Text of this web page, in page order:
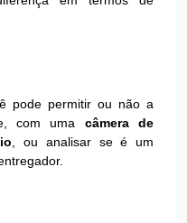
pode permitir ou não a
com uma câmera de
, ou analisar se é um